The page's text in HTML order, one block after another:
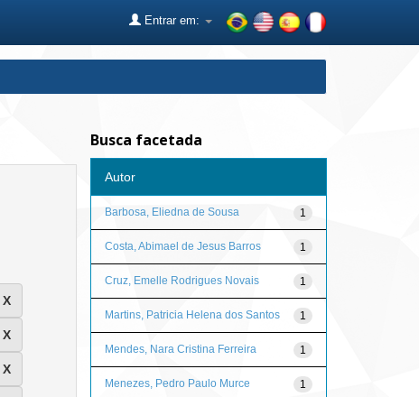
Entrar em:
Busca facetada
Autor
1
Barbosa, Eliedna de Sousa
1
Costa, Abimael de Jesus Barros
1
Cruz, Emelle Rodrigues Novais
1
Martins, Patricia Helena dos Santos
1
Mendes, Nara Cristina Ferreira
1
Menezes, Pedro Paulo Murce